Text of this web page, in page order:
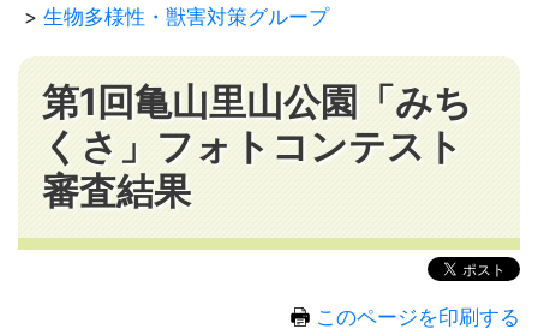
生物多様性・獣害対策グループ
第1回亀山里山公園「みち
くさ」フォトコンテスト
審査結果
このページを印刷する